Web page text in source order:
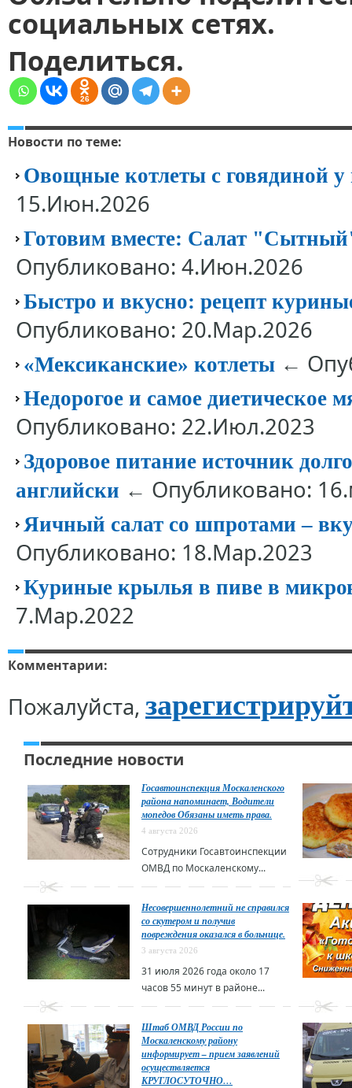
социальных сетях.
Поделиться.
26
Новости по теме:
Овощные котлеты с говядиной у
15.Июн.2026
Готовим вместе: Салат
Опубликовано: 4.Июн.2026
Быстро и вкусно: рецепт
Опубликовано: 20.Мар.2026
«Мексиканские» котлеты ←
Недорогое и самое диетическое
Опубликовано: 22.Июл.2023
Здоровое питание источник
английски ← Опубликовано:
Яичный салат со шпротами –
Опубликовано: 18.Мар.2023
Куриные крылья в пиве в
7.Мар.2022
Комментарии:
Пожалуйста,
Последние новости
Госавтоинспекция Москаленского
района напоминает, Водители
мопедов Обязаны иметь права.
4 августа 2026
Сотрудники Госавтоинспекции
ОМВД по Москаленскому...
Несовершеннолетний не справился
со скутером и получив
повреждения оказался в больнице.
3 августа 2026
31 июля 2026 года около 17
часов 55 минут в районе...
Штаб ОМВД России по
Москаленскому району
информирует – прием заявлений
осуществляется
КРУГЛОСУТОЧНО…